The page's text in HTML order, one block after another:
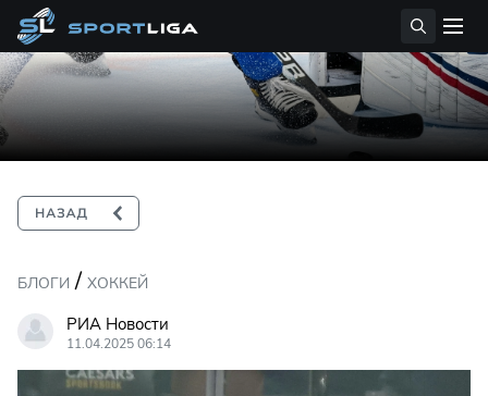
БЛОГИ / ХОККЕЙ
РИА Новости
11.04.2025 06:14